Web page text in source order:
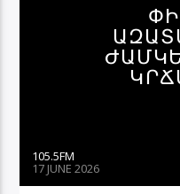
105.5FM
17 JUNE 2026